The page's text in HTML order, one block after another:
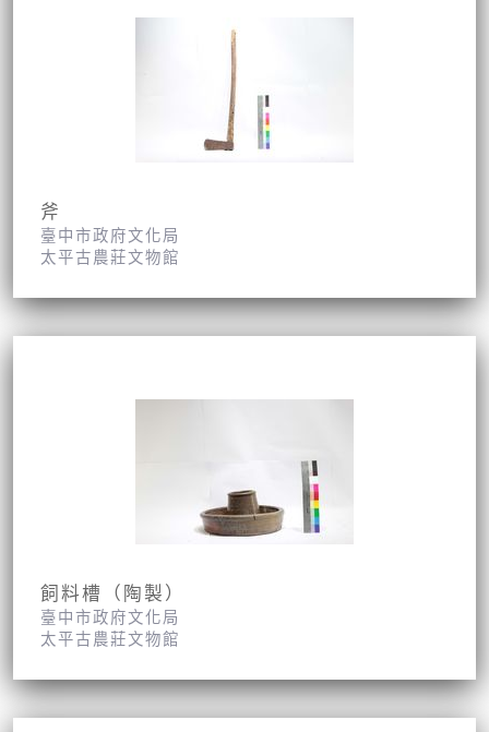
斧
臺中市政府文化局
太平古農莊文物館
飼料槽（陶製）
臺中市政府文化局
太平古農莊文物館